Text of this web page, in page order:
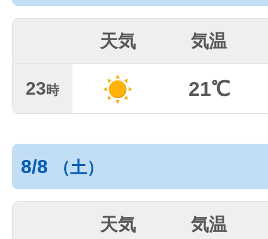
天気 気温
23時 21℃
8/8 （土）
天気 気温